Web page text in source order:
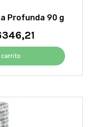
Profunda 90 g
precio
es:
$6346,21.
carrito